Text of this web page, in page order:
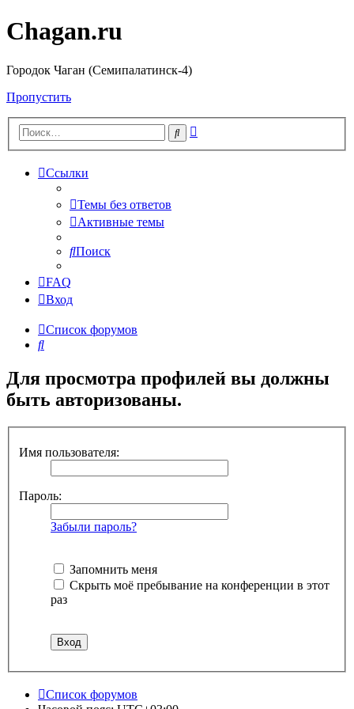
Chagan.ru
Городок Чаган (Семипалатинск-4)
Пропустить
Поиск
Ссылки
Темы без ответов
Активные темы
Поиск
FAQ
Вход
Список форумов
Поиск
Для просмотра профилей вы должны
быть авторизованы.
Имя пользователя:
Пароль:
Забыли пароль?
Запомнить меня
Скрыть моё пребывание на конференции в этот
раз
Список форумов